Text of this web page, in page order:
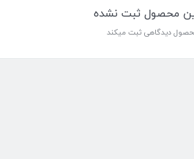
محصول ثبت نشده
دیدگاهی ثبت میکند